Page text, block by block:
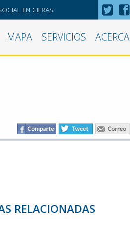
EN CIFRAS
MAPA SERVICIOS ACERCA
RELACIONADAS